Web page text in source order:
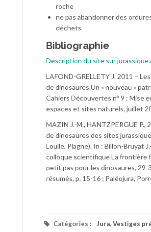
roche
ne pas abandonner des
déchets
Bibliographie
Description du site sur
LAFOND-GRELLETY J. 2011 –
de dinosaures.Un « nouveau »
Cahiers Découvertes n° 9 : Mise
espaces et sites naturels, juillet
MAZIN J.-M., HANTZPERGUE P.,
de dinosaures des sites
Loulle, Plagne). In : Billon-Bruyat
colloque scientifique La frontière
petit pas pour les dinosaures, 29-
résumés, p. 15-16 ; Paléojura,
Catégories : Jura, Vestiges